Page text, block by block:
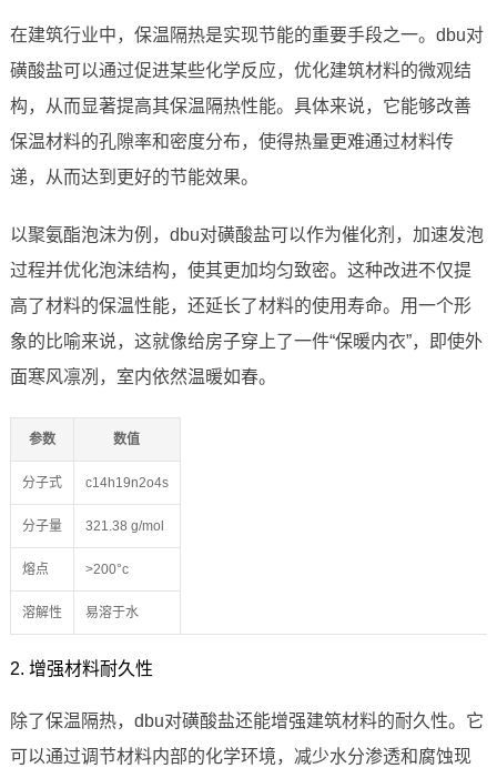
在建筑行业中，保温隔热是实现节能的重要手段之一。dbu对
磺酸盐可以通过促进某些化学反应，优化建筑材料的微观结
构，从而显著提高其保温隔热性能。具体来说，它能够改善
保温材料的孔隙率和密度分布，使得热量更难通过材料传
递，从而达到更好的节能效果。
以聚氨酯泡沫为例，dbu对磺酸盐可以作为催化剂，加速发泡
过程并优化泡沫结构，使其更加均匀致密。这种改进不仅提
高了材料的保温性能，还延长了材料的使用寿命。用一个形
象的比喻来说，这就像给房子穿上了一件“保暖内衣”，即使外
面寒风凛冽，室内依然温暖如春。
参数 数值
分子式 c14h19n2o4s
分子量 321.38 g/mol
熔点 >200°c
溶解性 易溶于水
2. 增强材料耐久性
除了保温隔热，dbu对磺酸盐还能增强建筑材料的耐久性。它
可以通过调节材料内部的化学环境，减少水分渗透和腐蚀现